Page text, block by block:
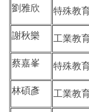
劉雅欣 特殊教
謝秋樂 工業教
蔡嘉峯 特殊教
林碩彥 工業教